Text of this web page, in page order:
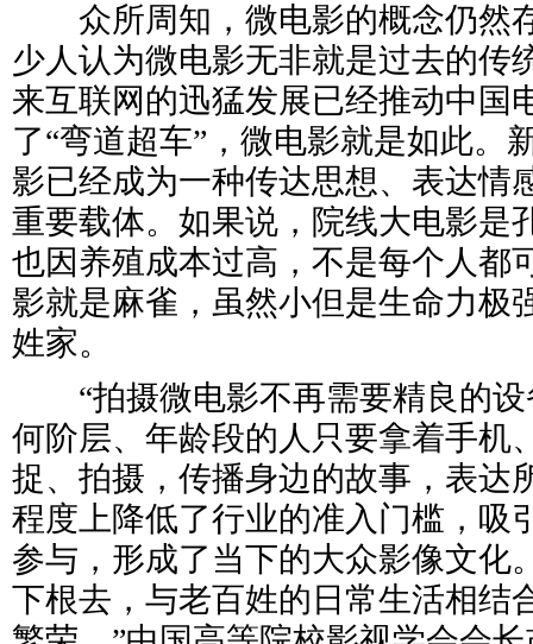
众所周知，微电影的概念仍然
少人认为微电影无非就是过去的传
来互联网的迅猛发展已经推动中国
了“弯道超车”，微电影就是如此。
影已经成为一种传达思想、表达情
重要载体。如果说，院线大电影是
也因养殖成本过高，不是每个人都
影就是麻雀，虽然小但是生命力极
姓家。
“拍摄微电影不再需要精良的设
何阶层、年龄段的人只要拿着手机
捉、拍摄，传播身边的故事，表达
程度上降低了行业的准入门槛，吸
参与，形成了当下的大众影像文化
下根去，与老百姓的日常生活相结